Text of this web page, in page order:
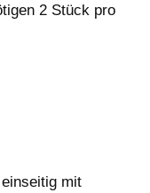
2 Stück pro
mit